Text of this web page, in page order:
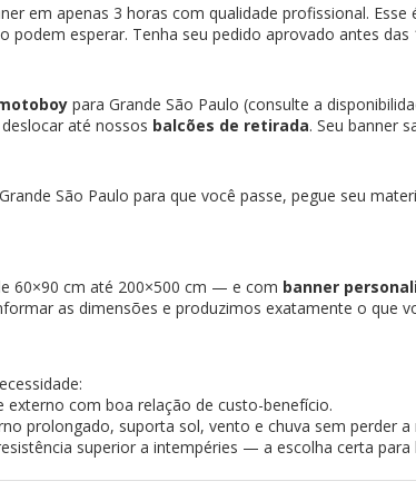
em apenas 3 horas com qualidade profissional. Esse
esperar. Tenha seu pedido aprovado antes
para Grande São Paulo (consulte a
até nossos balcões de retirada. Seu banner
São Paulo para que você passe, pegue seu
60×90 cm até 200×500 cm — e com banner
as dimensões e produzimos exatamente o que
com boa relação de custo-benefício.
prolongado, suporta sol, vento e chuva sem perder a
superior a intempéries — a escolha certa